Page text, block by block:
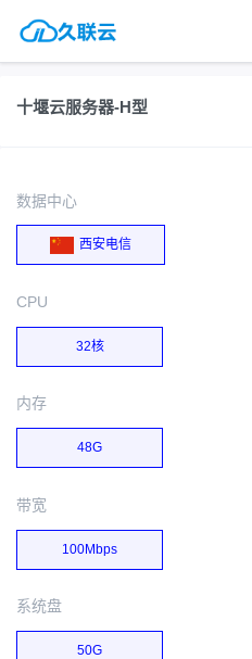
十堰云服务器-H型
数据中心
西安电信
CPU
32核
内存
48G
带宽
100Mbps
系统盘
50G